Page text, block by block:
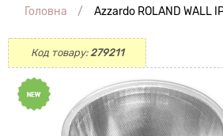
Головна Azzardo ROLAND WALL
Код товару:279211